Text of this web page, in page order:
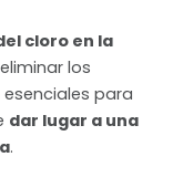
cloro en la
los
para
dar lugar a una
.